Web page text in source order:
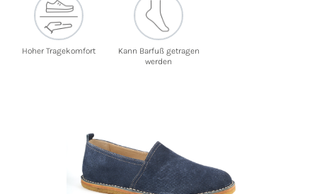
Hoher Tragekomfort
Kann Barfuß getragen
werden